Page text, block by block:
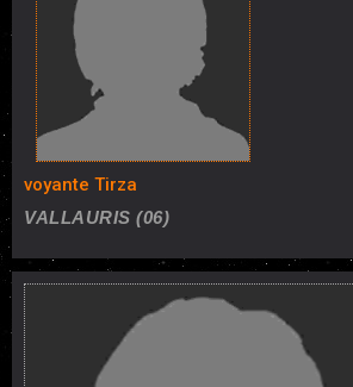
voyante Tirza
VALLAURIS (06)